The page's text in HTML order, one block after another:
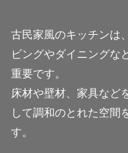
古民家風のキッチンは
ビングやダイニングな
重要です。
床材や壁材、家具など
して調和のとれた空間
す。